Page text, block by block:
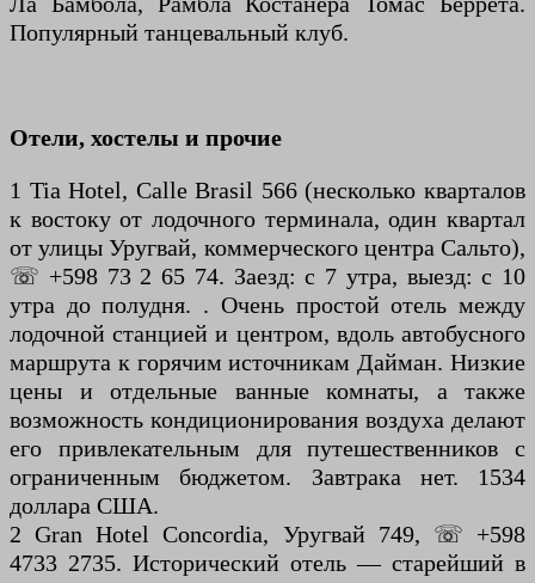
Популярный танцевальный клуб.
Отели, хостелы и прочие
1 Tia Hotel, Calle Brasil 566 (несколько кварталов
к востоку от лодочного терминала, один квартал
от улицы Уругвай, коммерческого центра Сальто),
☏ +598 73 2 65 74. Заезд: с 7 утра, выезд: с 10
утра до полудня. . Очень простой отель между
лодочной станцией и центром, вдоль автобусного
маршрута к горячим источникам Дайман. Низкие
цены и отдельные ванные комнаты, а также
возможность кондиционирования воздуха делают
его привлекательным для путешественников с
ограниченным бюджетом. Завтрака нет. 1534
доллара США.
2 Gran Hotel Concordia, Уругвай 749, ☏ +598
4733 2735. Исторический отель — старейший в